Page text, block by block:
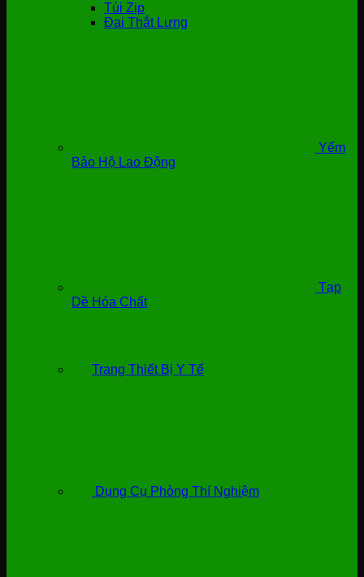
Túi Zip
Đai Thắt Lưng
Yếm
Bảo Hộ Lao Động
Tạp
Dề Hóa Chất
Trang Thiết Bị Y Tế
Dụng Cụ Phòng Thí Nghiệm